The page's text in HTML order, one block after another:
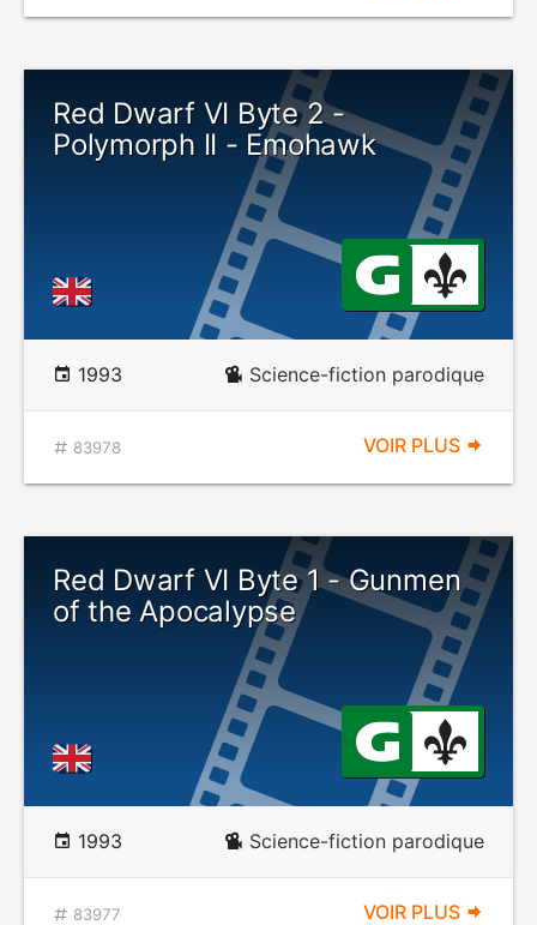
Red Dwarf VI Byte 2 -
Polymorph II - Emohawk
1993 Science-fiction parodique
83978 VOIR PLUS
Red Dwarf VI Byte 1 - Gunmen
of the Apocalypse
1993 Science-fiction parodique
83977 VOIR PLUS